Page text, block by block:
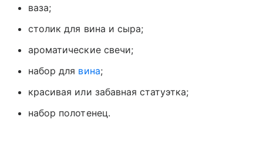
ваза;
столик для вина и сыра;
ароматические свечи;
набор для вина;
красивая или забавная статуэтка;
набор полотенец.